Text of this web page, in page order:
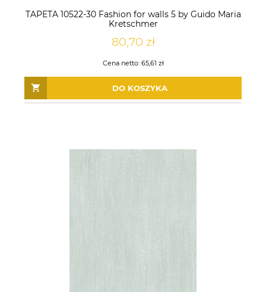
TAPETA 10522-30 Fashion for walls 5 by Guido Maria
Kretschmer
80,70 zł
Cena netto: 65,61 zł
DO KOSZYKA